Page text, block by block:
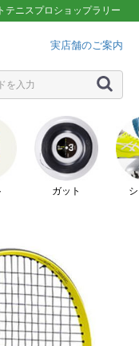
テニスプロショップラリー
実店舗のご案内
ガット